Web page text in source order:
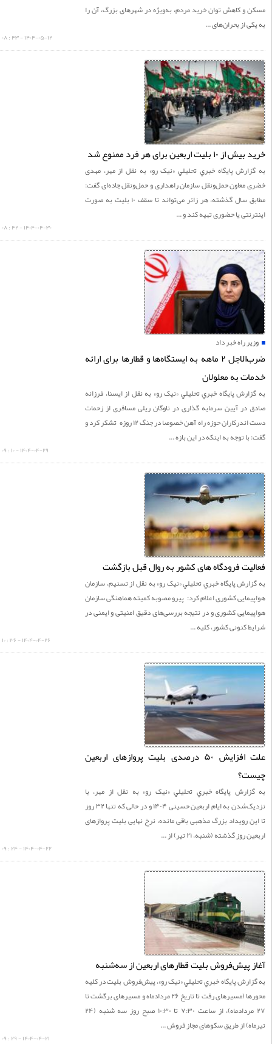
و کاهش توان خرید مردم، به‌ویژه در شهرهای بزرگ، آن را
از بحران‌های ...
۱۴۰۴-۰۵-۱۲ - ۴۳ : ۰۸
اربعین برای هر فرد ممنوع شد
پايگاه خبري تحليلي «نيک رو» به نقل از مهر، مهدی
معاون حمل‌ونقل سازمان راهداری و حمل‌ونقل جاده‌ای گفت:
مطابق سال گذشته، هر زائر می‌تواند تا سقف ۱۰ بلیت به صورت
یا حضوری تهیه کند و ...
۱۴۰۴-۰۴-۳۰ - ۴۲ : ۰۸
راه خبر داد
ضرب‌الاجل ۲ ماهه به ایستگاه‌ها و قطارها برای ارائه
به معلولان
پايگاه خبري تحليلي «نيک رو» به نقل از ایسنا، فرزانه
در آیین سرمایه گذاری در ناوگان ریلی مسافری از زحمات
دست اندرکاران حوزه راه آهن خصوصا در جنگ ۱۲ روزه تشکر کرد و
توجه به اینکه در این بازه ...
۱۴۰۴-۰۴-۲۹ - ۱۰ : ۰۹
فرودگاه های کشور به روال قبل بازگشت
پايگاه خبري تحليلي «نيک رو» به نقل از تسنیم، سازمان
کشوری اعلام کرد: پیرو مصوبه کمیته هماهنگی سازمان
کشوری و در نتیجه بررسی‌های دقیق امنیتی و ایمنی در
کنونی کشور، کلیه ...
۱۴۰۴-۰۴-۲۶ - ۳۶ : ۱۰
علت افزایش ۵۰ درصدی بلیت‌ پروازهای اربعین
پايگاه خبري تحليلي «نيک رو» به نقل از مهر، با
نزدیک‌شدن به ایام اربعین حسینی ۱۴۰۴ و در حالی که تنها ۳۲ روز
رویداد بزرگ مذهبی باقی مانده، نرخ نهایی بلیت پروازهای
گذشته (شنبه، ۲۱ تیر) از ...
۱۴۰۴-۰۴-۲۲ - ۲۴ : ۰۹
پیش‌فروش بلیت‌ قطارهای اربعین از سه‌شنبه
پايگاه خبري تحليلي «نيک رو»، پیش‌فروش بلیت در کلیه
محورها (مسیرهای رفت تا تاریخ ۲۶ مردادماه و مسیرهای برگشت تا
۲۷ مردادماه)، از ساعت ۷:۳۰ تا ۱۰:۳۰ صبح روز سه شنبه (۲۴
از طریق سکوهای مجاز فروش ...
۱۴۰۴-۰۴-۲۱ - ۲۹ : ۰۹